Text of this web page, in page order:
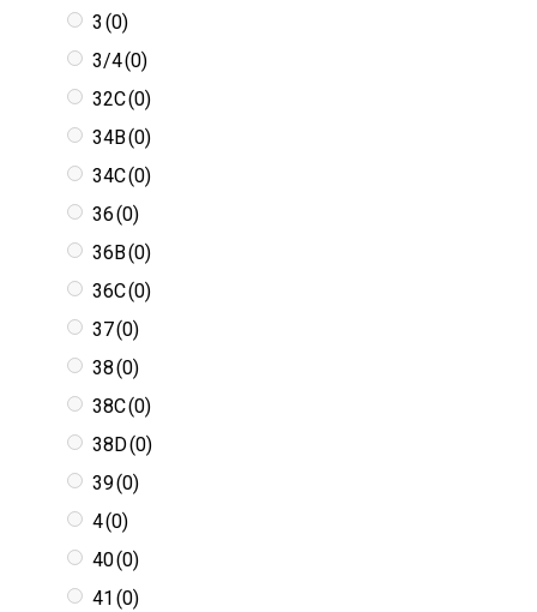
3 (0)
3/4(0)
32C(0)
34B(0)
34C(0)
36(0)
36B(0)
36C(0)
37(0)
38(0)
38C(0)
38D(0)
39(0)
4(0)
40(0)
41 (0)